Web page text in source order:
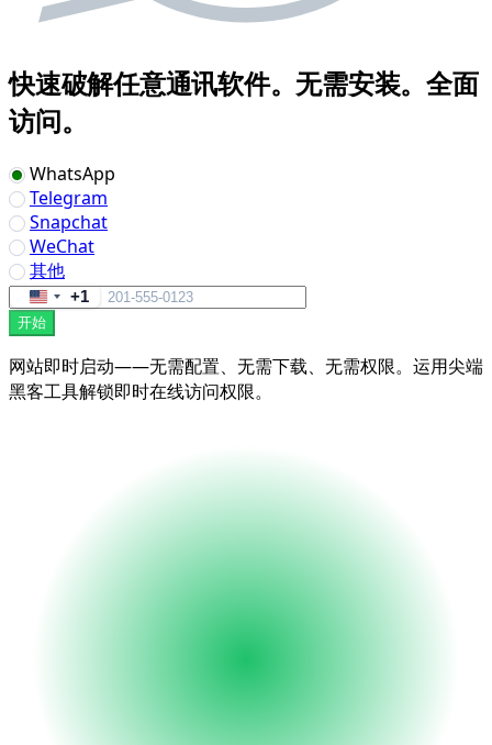
快速破解任意通讯软件。无需安装。全面
访问。
WhatsApp
Telegram
Snapchat
WeChat
其他
United
States
+1
开始
网站即时启动——无需配置、无需下载、无需权限。运用尖端
黑客工具解锁即时在线访问权限。